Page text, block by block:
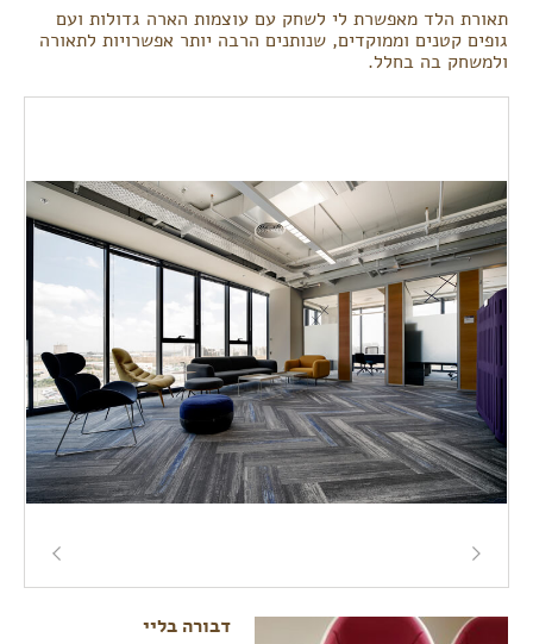
תאורת הלד מאפשרת לי לשחק עם עוצמות הארה גדולות ועם
גופים קטנים וממוקדים, שנותנים הרבה יותר אפשרויות לתאורה
ולמשחק בה בחלל.
דבורה בליי